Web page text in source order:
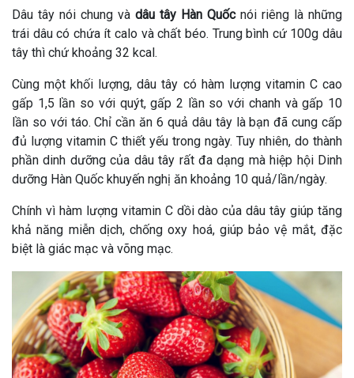
Dâu tây nói chung và dâu tây Hàn Quốcnói riêng là những
trái dâu có chứa ít calo và chất béo. Trung bình cứ 100g dâu
tây thì chứ khoảng 32 kcal.
Cùng một khối lượng, dâu tây có hàm lượng vitamin C cao
gấp 1,5 lần so với quýt, gấp 2 lần so với chanh và gấp 10
lần so với táo. Chỉ cần ăn 6 quả dâu tây là bạn đã cung cấp
đủ lượng vitamin C thiết yếu trong ngày. Tuy nhiên, do thành
phần dinh dưỡng của dâu tây rất đa dạng mà hiệp hội Dinh
dưỡng Hàn Quốc khuyến nghị ăn khoảng 10 quả/lần/ngày.
Chính vì hàm lượng vitamin C dồi dào của dâu tây giúp tăng
khả năng miễn dịch, chống oxy hoá, giúp bảo vệ mắt, đặc
biệt là giác mạc và võng mạc.